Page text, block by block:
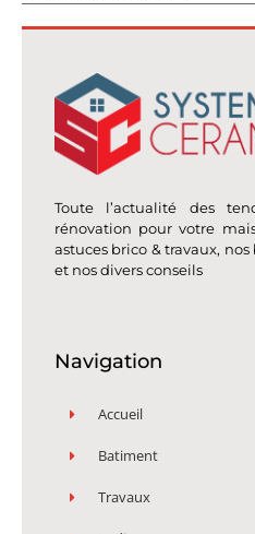
Toute l’actualité des
rénovation pour votre
astuces brico & travaux,
et nos divers conseils
Navigation
Accueil
Batiment
Travaux